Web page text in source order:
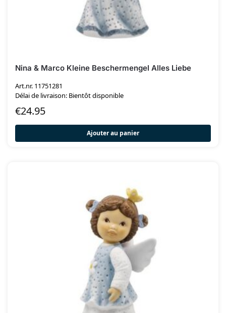
Nina & Marco Kleine Beschermengel Alles Liebe
Art.nr. 11751281
Délai de livraison: Bientôt disponible
€24.95
Ajouter au panier